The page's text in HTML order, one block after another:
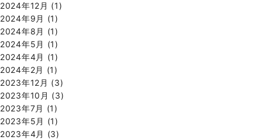
2024年12月 (1)
2024年9月 (1)
2024年8月 (1)
2024年5月 (1)
2024年4月 (1)
2024年2月 (1)
2023年12月 (3)
2023年10月 (3)
2023年7月 (1)
2023年5月 (1)
2023年4月 (3)